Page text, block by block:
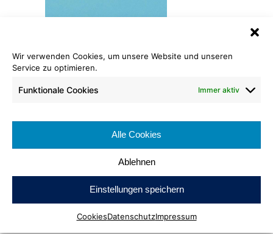
Wir verwenden Cookies, um unsere Website und unseren
Service zu optimieren.
Funktionale Cookies Immer aktiv
Alle Cookies
Ablehnen
Einstellungen speichern
CookiesDatenschutzImpressum
Warenbreite: ca. 200 cm
Dilour